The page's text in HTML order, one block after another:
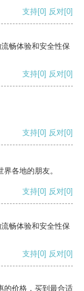
支持[0] 反对[0]
畅体验和安全性保
支持[0] 反对[0]
支持[0] 反对[0]
各地的朋友。
支持[0] 反对[0]
畅体验和安全性保
支持[0] 反对[0]
的价格，买到最合适